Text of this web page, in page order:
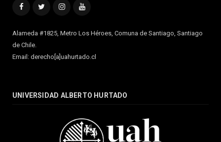
FacebookTwitterInstagramYouTube
Alameda #1825, Metro Los Héroes, Comuna de Santiago, Santiago
de Chile.
Email: derecho[a]uahurtado.cl
UNIVERSIDAD ALBERTO HURTADO